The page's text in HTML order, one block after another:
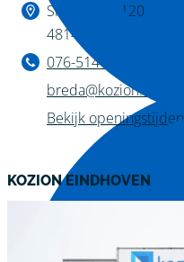
Slingerweg 120
4814 AZ Breda
076-514 28 75
breda@kozion.nl
Bekijk openingstijden
KOZION EINDHOVEN